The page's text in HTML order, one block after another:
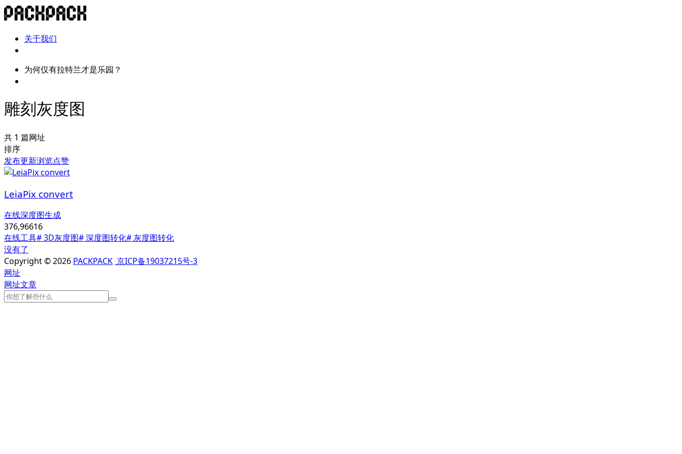
关于我们
为何仅有拉特兰才是乐园？
雕刻灰度图
共 1 篇网址
排序
发布更新浏览点赞
LeiaPix convert
在线深度图生成
376,96616
在线工具# 3D灰度图# 深度图转化# 灰度图转化
没有了
Copyright © 2026 PACKPACK 京ICP备19037215号-3
网址
网址文章